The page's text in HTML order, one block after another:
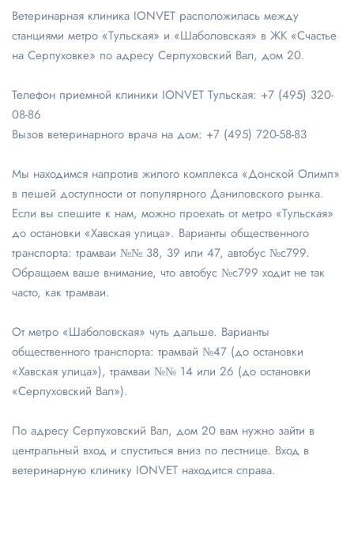
Ветеринарная клиника IONVET расположилась между
станциями метро «Тульская» и «Шаболовская» в ЖК «Счастье
на Серпуховке» по адресу Серпуховский Вал, дом 20.
Телефон приемной клиники IONVET Тульская: +7 (495) 320-
08-86
Вызов ветеринарного врача на дом: +7 (495) 720-58-83
Мы находимся напротив жилого комплекса «Донской Олимп»
в пешей доступности от популярного Даниловского рынка.
Если вы спешите к нам, можно проехать от метро «Тульская»
до остановки «Хавская улица». Варианты общественного
транспорта: трамваи №№ 38, 39 или 47, автобус №с799.
Обращаем ваше внимание, что автобус №с799 ходит не так
часто, как трамваи.
От метро «Шаболовская» чуть дальше. Варианты
общественного транспорта: трамвай №47 (до остановки
«Хавская улица»), трамваи №№ 14 или 26 (до остановки
«Серпуховский Вал»).
По адресу Серпуховский Вал, дом 20 вам нужно зайти в
центральный вход и спуститься вниз по лестнице. Вход в
ветеринарную клинику IONVET находится справа.